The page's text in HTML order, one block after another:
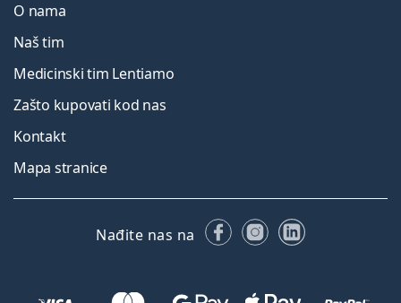
O nama
Naš tim
Medicinski tim Lentiamo
Zašto kupovati kod nas
Kontakt
Mapa stranice
Nađite nas na FacebookuInstagramu
LinkedIn